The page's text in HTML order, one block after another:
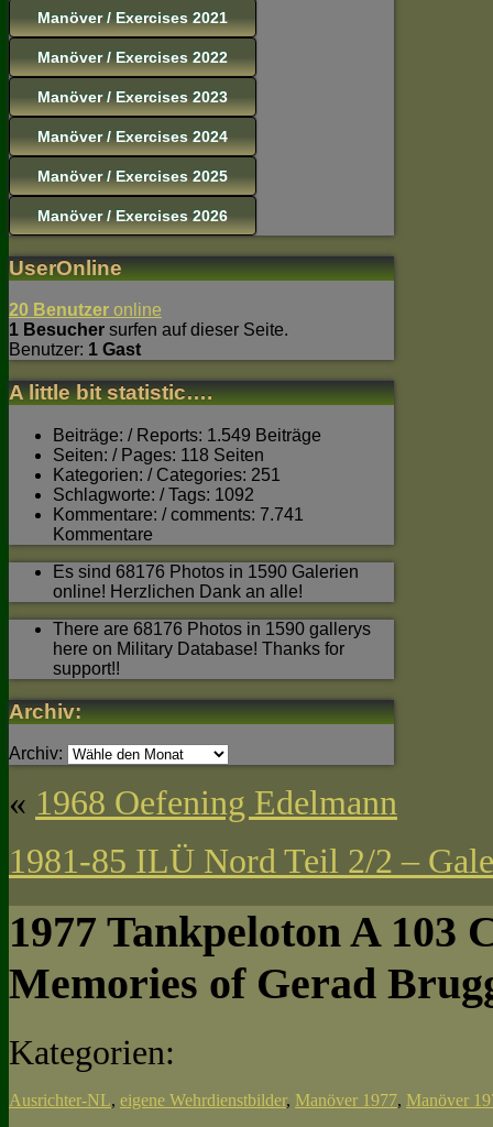
Manöver / Exercises 2021
Manöver / Exercises 2022
Manöver / Exercises 2023
Manöver / Exercises 2024
Manöver / Exercises 2025
Manöver / Exercises 2026
UserOnline
20 Benutzer online
1 Besucher surfen auf dieser Seite.
Benutzer: 1 Gast
A little bit statistic….
Beiträge: / Reports: 1.549 Beiträge
Seiten: / Pages: 118 Seiten
Kategorien: / Categories: 251
Schlagworte: / Tags: 1092
Kommentare: / comments: 7.741
Kommentare
Es sind 68176 Photos in 1590 Galerien
online! Herzlichen Dank an alle!
There are 68176 Photos in 1590 gallerys
here on Military Database! Thanks for
support!!
Archiv:
Archiv:
« 1968 Oefening Edelmann
1981-85 ILÜ Nord Teil 2/2 –
1977 Tankpeloton A 103
Memories of Gerad
Kategorien:
Ausrichter-NL, eigene Wehrdienstbilder, Manöver 1977, Manöver